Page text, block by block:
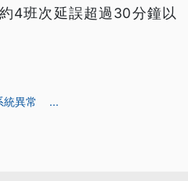
4班次延誤超過30分鐘以
統異常 ...